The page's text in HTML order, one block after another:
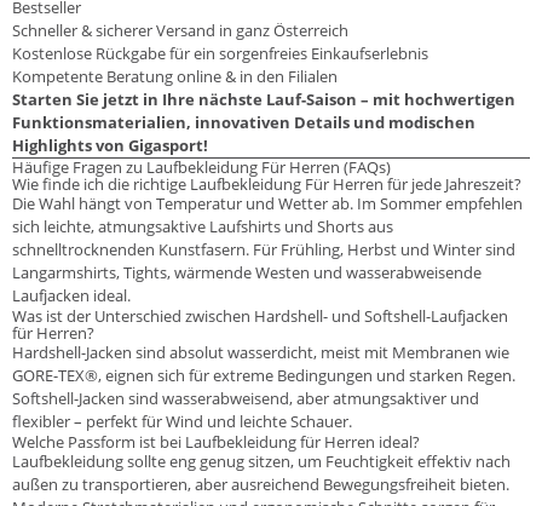
Bestseller
Schneller & sicherer Versand in ganz Österreich
Kostenlose Rückgabe für ein sorgenfreies Einkaufserlebnis
Kompetente Beratung online & in den Filialen
Starten Sie jetzt in Ihre nächste Lauf-Saison – mit hochwertigen
Funktionsmaterialien, innovativen Details und modischen
Highlights von Gigasport!
Häufige Fragen zu Laufbekleidung Für Herren (FAQs)
Wie finde ich die richtige Laufbekleidung Für Herren für jede Jahreszeit?
Die Wahl hängt von Temperatur und Wetter ab. Im Sommer empfehlen
sich leichte, atmungsaktive Laufshirts und Shorts aus
schnelltrocknenden Kunstfasern. Für Frühling, Herbst und Winter sind
Langarmshirts, Tights, wärmende Westen und wasserabweisende
Laufjacken ideal.
Was ist der Unterschied zwischen Hardshell- und Softshell-Laufjacken
für Herren?
Hardshell-Jacken sind absolut wasserdicht, meist mit Membranen wie
GORE-TEX®, eignen sich für extreme Bedingungen und starken Regen.
Softshell-Jacken sind wasserabweisend, aber atmungsaktiver und
flexibler – perfekt für Wind und leichte Schauer.
Welche Passform ist bei Laufbekleidung für Herren ideal?
Laufbekleidung sollte eng genug sitzen, um Feuchtigkeit effektiv nach
außen zu transportieren, aber ausreichend Bewegungsfreiheit bieten.